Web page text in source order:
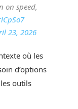
on speed,
23, 2026
où les
d’options
outils